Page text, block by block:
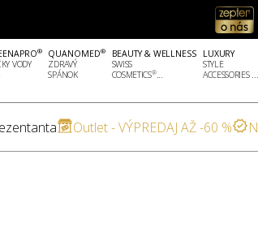
®
VODY
QUANOMED®
ZDRAVÝ
SPÁNOK
BEAUTY & WELLNESS
SWISS
COSMETICS®...
LUXURY
STYLE
ACCESSORIES ...
Outlet - VÝPREDAJ AŽ -60 %